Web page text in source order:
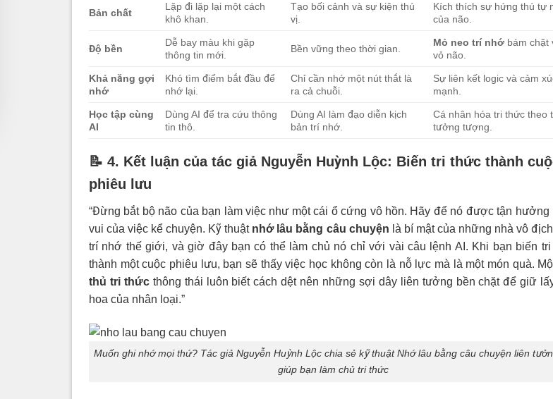
Bản chất
Lặp đi lặp lại một cách
khô khan.
Tạo bối cảnh và sự kiện thú
vị.
Kích thích sự hứng thú tự
của não.
Độ bền
Dễ bay màu khi gặp
thông tin mới.
Bền vững theo thời gian.
Mỏ neo trí nhớ bám chặt
vỏ não.
Khả năng gợi
nhớ
Khó tìm điểm bắt đầu để
nhớ lại.
Chỉ cần nhớ một nút thắt là
ra cả chuỗi.
Sự liên kết logic và cảm
mạnh.
Học tập cùng
AI
Dùng AI để tra cứu thông
tin thô.
Dùng AI làm đạo diễn kịch
bản trí nhớ.
Cá nhân hóa tri thức theo
tưởng tượng.
📝 4. Kết luận của tác giả Nguyễn Huỳnh Lộc: Biến tri thức thành
phiêu lưu
“Đừng bắt bộ não của bạn làm việc như một cái ổ cứng vô hồn. Hãy để nó được tận hưởng
vui của việc kể chuyện. Kỹ thuật nhớ lâu bằng câu chuyện là bí mật của những nhà vô
trí nhớ thế giới, và giờ đây bạn có thể làm chủ nó chỉ với vài câu lệnh AI. Khi bạn biến
thành một cuộc phiêu lưu, bạn sẽ thấy việc học không còn là nỗ lực mà là một món quà.
thủ tri thứcthông thái luôn biết cách dệt nên những sợi dây liên tưởng bền chặt để giữ
hoa của nhân loại.”
Muốn ghi nhớ mọi thứ? Tác giả Nguyễn Huỳnh Lộc chia sẻ kỹ thuật Nhớ lâu bằng câu chuyện liên
giúp bạn làm chủ tri thức